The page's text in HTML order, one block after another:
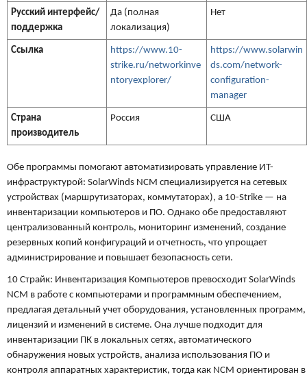
Русский интерфейс/
поддержка
Да (полная
локализация)
Нет
Ссылка
https://www.10-
strike.ru/networkinve
ntoryexplorer/
https://www.solarwin
ds.com/network-
configuration-
manager
Страна
производитель
Россия США
Обе программы помогают автоматизировать управление ИТ-
инфраструктурой: SolarWinds NCM специализируется на сетевых
устройствах (маршрутизаторах, коммутаторах), а 10-Strike — на
инвентаризации компьютеров и ПО. Однако обе предоставляют
централизованный контроль, мониторинг изменений, создание
резервных копий конфигураций и отчетность, что упрощает
администрирование и повышает безопасность сети.
10 Страйк: Инвентаризация Компьютеров превосходит SolarWinds
NCM в работе с компьютерами и программным обеспечением,
предлагая детальный учет оборудования, установленных программ,
лицензий и изменений в системе. Она лучше подходит для
инвентаризации ПК в локальных сетях, автоматического
обнаружения новых устройств, анализа использования ПО и
контроля аппаратных характеристик, тогда как NCM ориентирован в